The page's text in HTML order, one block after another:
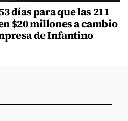
días para que las 211
$20 millones a cambio
de Infantino